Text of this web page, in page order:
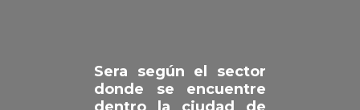
Sera según el sector
donde se encuentre